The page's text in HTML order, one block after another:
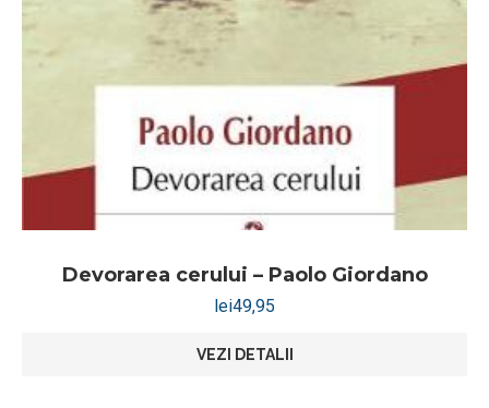
Devorarea cerului – Paolo Giordano
lei49,95
VEZI DETALII